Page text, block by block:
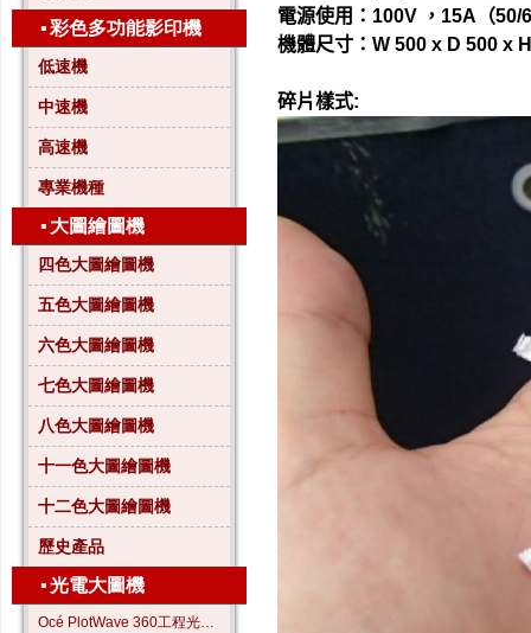
▪彩色多功能影印機
低速機
中速機
高速機
專業機種
▪ 大圖繪圖機
四色大圖繪圖機
五色大圖繪圖機
六色大圖繪圖機
七色大圖繪圖機
八色大圖繪圖機
十一色大圖繪圖機
十二色大圖繪圖機
歷史產品
▪光電大圖機
Océ PlotWave 360工程光電大圖機
電源使用：100V ，15A（50/
機體尺寸：W 500 x D 500 x
碎片樣式: